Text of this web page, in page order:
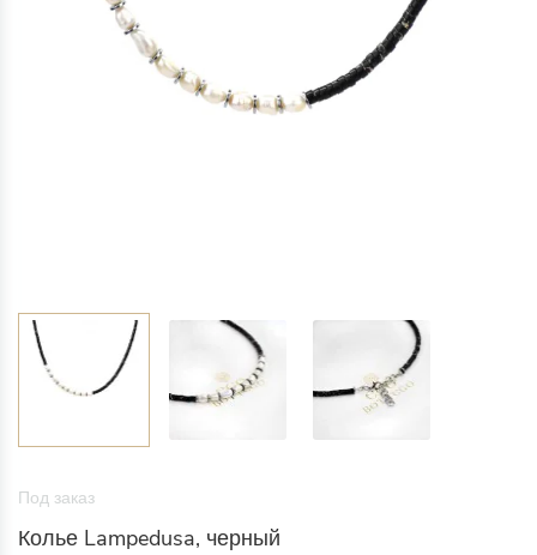
Под заказ
Колье Lampedusa, черный